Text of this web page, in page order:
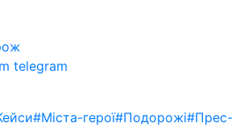
telegram
#Міста-герої#Подорожі#Прес-